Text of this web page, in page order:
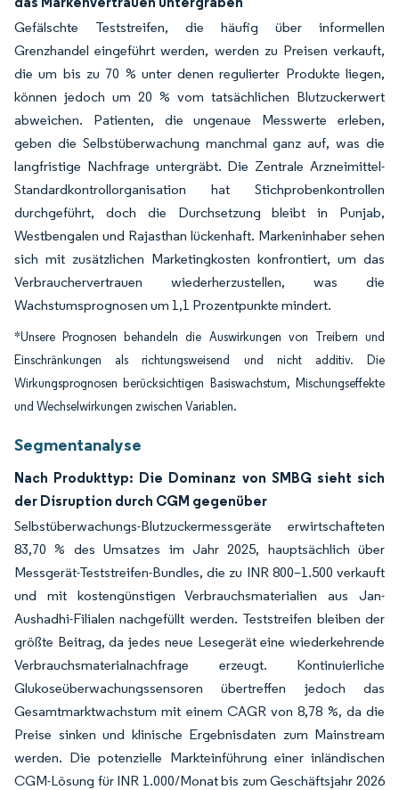
Gefälschte Teststreifen, die häufig über informellen
Grenzhandel eingeführt werden, werden zu Preisen verkauft,
die um bis zu 70 % unter denen regulierter Produkte liegen,
können jedoch um 20 % vom tatsächlichen Blutzuckerwert
abweichen. Patienten, die ungenaue Messwerte erleben,
geben die Selbstüberwachung manchmal ganz auf, was die
langfristige Nachfrage untergräbt. Die Zentrale Arzneimittel-
Standardkontrollorganisation hat Stichprobenkontrollen
durchgeführt, doch die Durchsetzung bleibt in Punjab,
Westbengalen und Rajasthan lückenhaft. Markeninhaber sehen
sich mit zusätzlichen Marketingkosten konfrontiert, um das
Verbrauchervertrauen wiederherzustellen, was die
Wachstumsprognosen um 1,1 Prozentpunkte mindert.
*Unsere Prognosen behandeln die Auswirkungen von Treibern und
Einschränkungen als richtungsweisend und nicht additiv. Die
Wirkungsprognosen berücksichtigen Basiswachstum, Mischungseffekte
und Wechselwirkungen zwischen Variablen.
Segmentanalyse
Nach Produkttyp: Die Dominanz von SMBG sieht sich
der Disruption durch CGM gegenüber
Selbstüberwachungs-Blutzuckermessgeräte erwirtschafteten
83,70 % des Umsatzes im Jahr 2025, hauptsächlich über
Messgerät-Teststreifen-Bundles, die zu INR 800–1.500 verkauft
und mit kostengünstigen Verbrauchsmaterialien aus Jan-
Aushadhi-Filialen nachgefüllt werden. Teststreifen bleiben der
größte Beitrag, da jedes neue Lesegerät eine wiederkehrende
Verbrauchsmaterialnachfrage erzeugt. Kontinuierliche
Glukoseüberwachungssensoren übertreffen jedoch das
Gesamtmarktwachstum mit einem CAGR von 8,78 %, da die
Preise sinken und klinische Ergebnisdaten zum Mainstream
werden. Die potenzielle Markteinführung einer inländischen
CGM-Lösung für INR 1.000/Monat bis zum Geschäftsjahr 2026